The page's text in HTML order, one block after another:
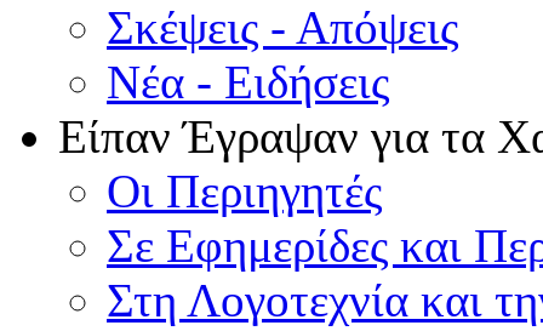
Σκέψεις - Απόψεις
Νέα - Ειδήσεις
Είπαν Έγραψαν για τα
Οι Περιηγητές
Σε Εφημερίδες και
Στη Λογοτεχνία και